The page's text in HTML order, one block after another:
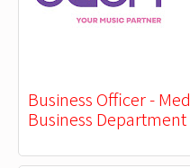
Business Officer -
Business Department